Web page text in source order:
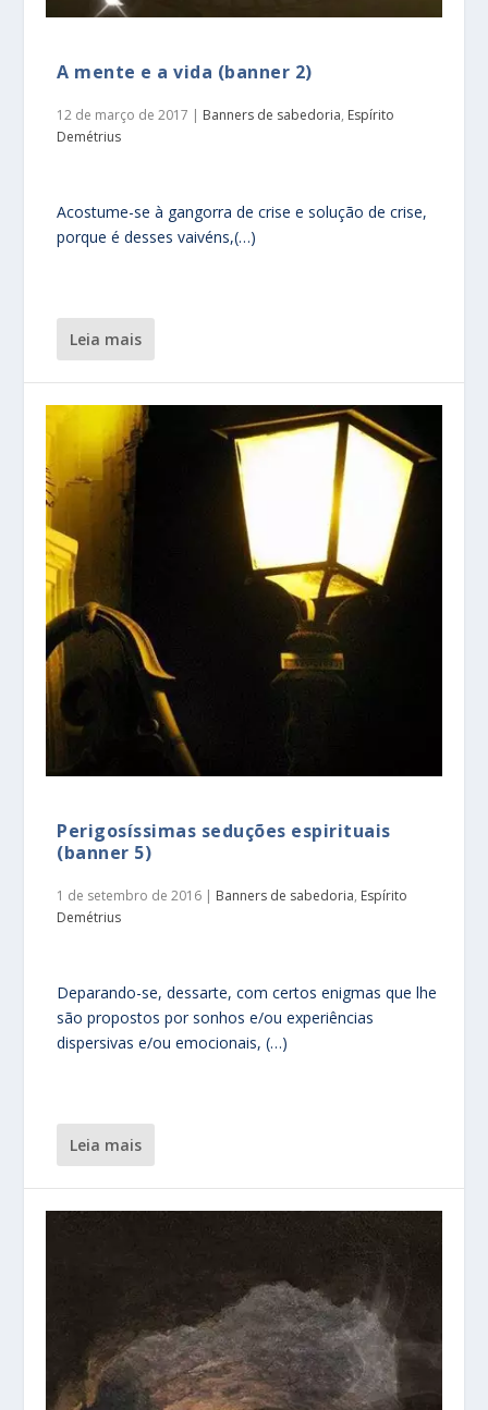
A mente e a vida (banner 2)
12 de março de 2017 | Banners de sabedoria, Espírito
Demétrius
Acostume-se à gangorra de crise e solução de crise,
porque é desses vaivéns,(…)
leia mais
Perigosíssimas seduções espirituais
(banner 5)
1 de setembro de 2016 | Banners de sabedoria, Espírito
Demétrius
Deparando-se, dessarte, com certos enigmas que lhe
são propostos por sonhos e/ou experiências
dispersivas e/ou emocionais, (…)
leia mais